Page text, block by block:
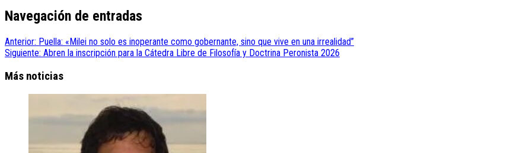
Navegación de entradas
Anterior: Puella: «Milei no solo es inoperante como gobernante, sino que vive en una irrealidad”
Siguiente: Abren la inscripción para la Cátedra Libre de Filosofía y Doctrina Peronista 2026
Más noticias